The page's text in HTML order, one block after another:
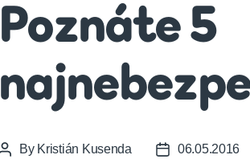
Poznáte 5
PostBy Kristián Kusenda
Post06.05.2016